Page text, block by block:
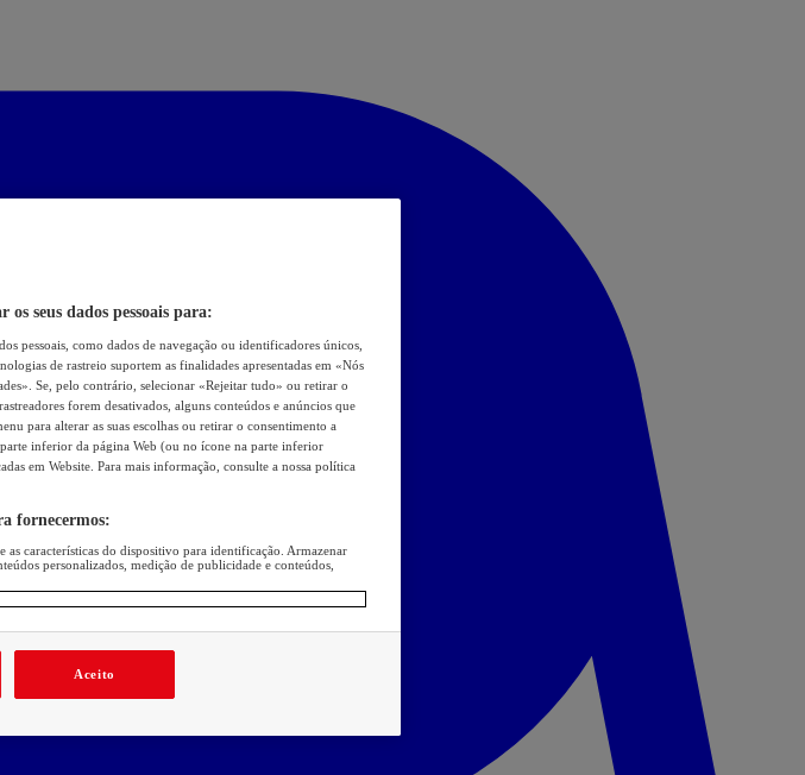
seus dados pessoais para:
pessoais, como dados de navegação ou identificadores únicos,
de rastreio suportem as finalidades apresentadas em «Nós
Se, pelo contrário, selecionar «Rejeitar tudo» ou retirar o
forem desativados, alguns conteúdos e anúncios que
para alterar as suas escolhas ou retirar o consentimento a
inferior da página Web (ou no ícone na parte inferior
em Website. Para mais informação, consulte a nossa política
fornecermos:
características do dispositivo para identificação. Armazenar
personalizados, medição de publicidade e conteúdos,
Aceito